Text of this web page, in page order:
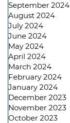
September 2024
August 2024
July 2024
June 2024
May 2024
April 2024
March 2024
February 2024
January 2024
December 2023
November 2023
October 2023